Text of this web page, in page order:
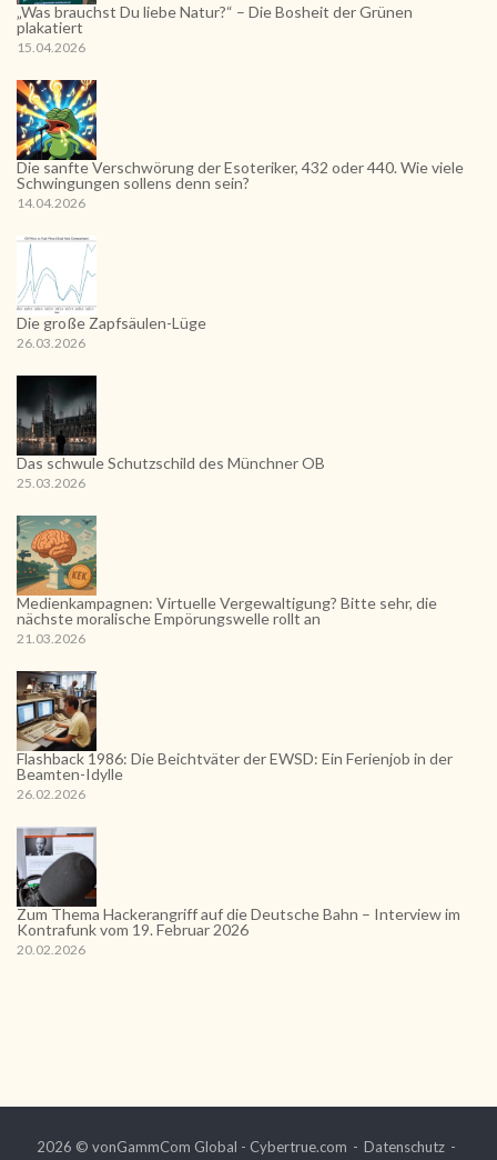
„Was brauchst Du liebe Natur?“ – Die Bosheit der Grünen
plakatiert
15.04.2026
Die sanfte Verschwörung der Esoteriker, 432 oder 440. Wie viele
Schwingungen sollens denn sein?
14.04.2026
Die große Zapfsäulen-Lüge
26.03.2026
Das schwule Schutzschild des Münchner OB
25.03.2026
Medienkampagnen: Virtuelle Vergewaltigung? Bitte sehr, die
nächste moralische Empörungswelle rollt an
21.03.2026
Flashback 1986: Die Beichtväter der EWSD: Ein Ferienjob in der
Beamten-Idylle
26.02.2026
Zum Thema Hackerangriff auf die Deutsche Bahn – Interview im
Kontrafunk vom 19. Februar 2026
20.02.2026
2026 © vonGammCom Global - Cybertrue.com Datenschutz